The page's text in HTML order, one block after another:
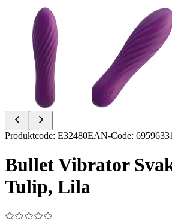
Item
of
Produktcode: E32480EAN-Code:
Bullet Vibrator
Tulip, Lila